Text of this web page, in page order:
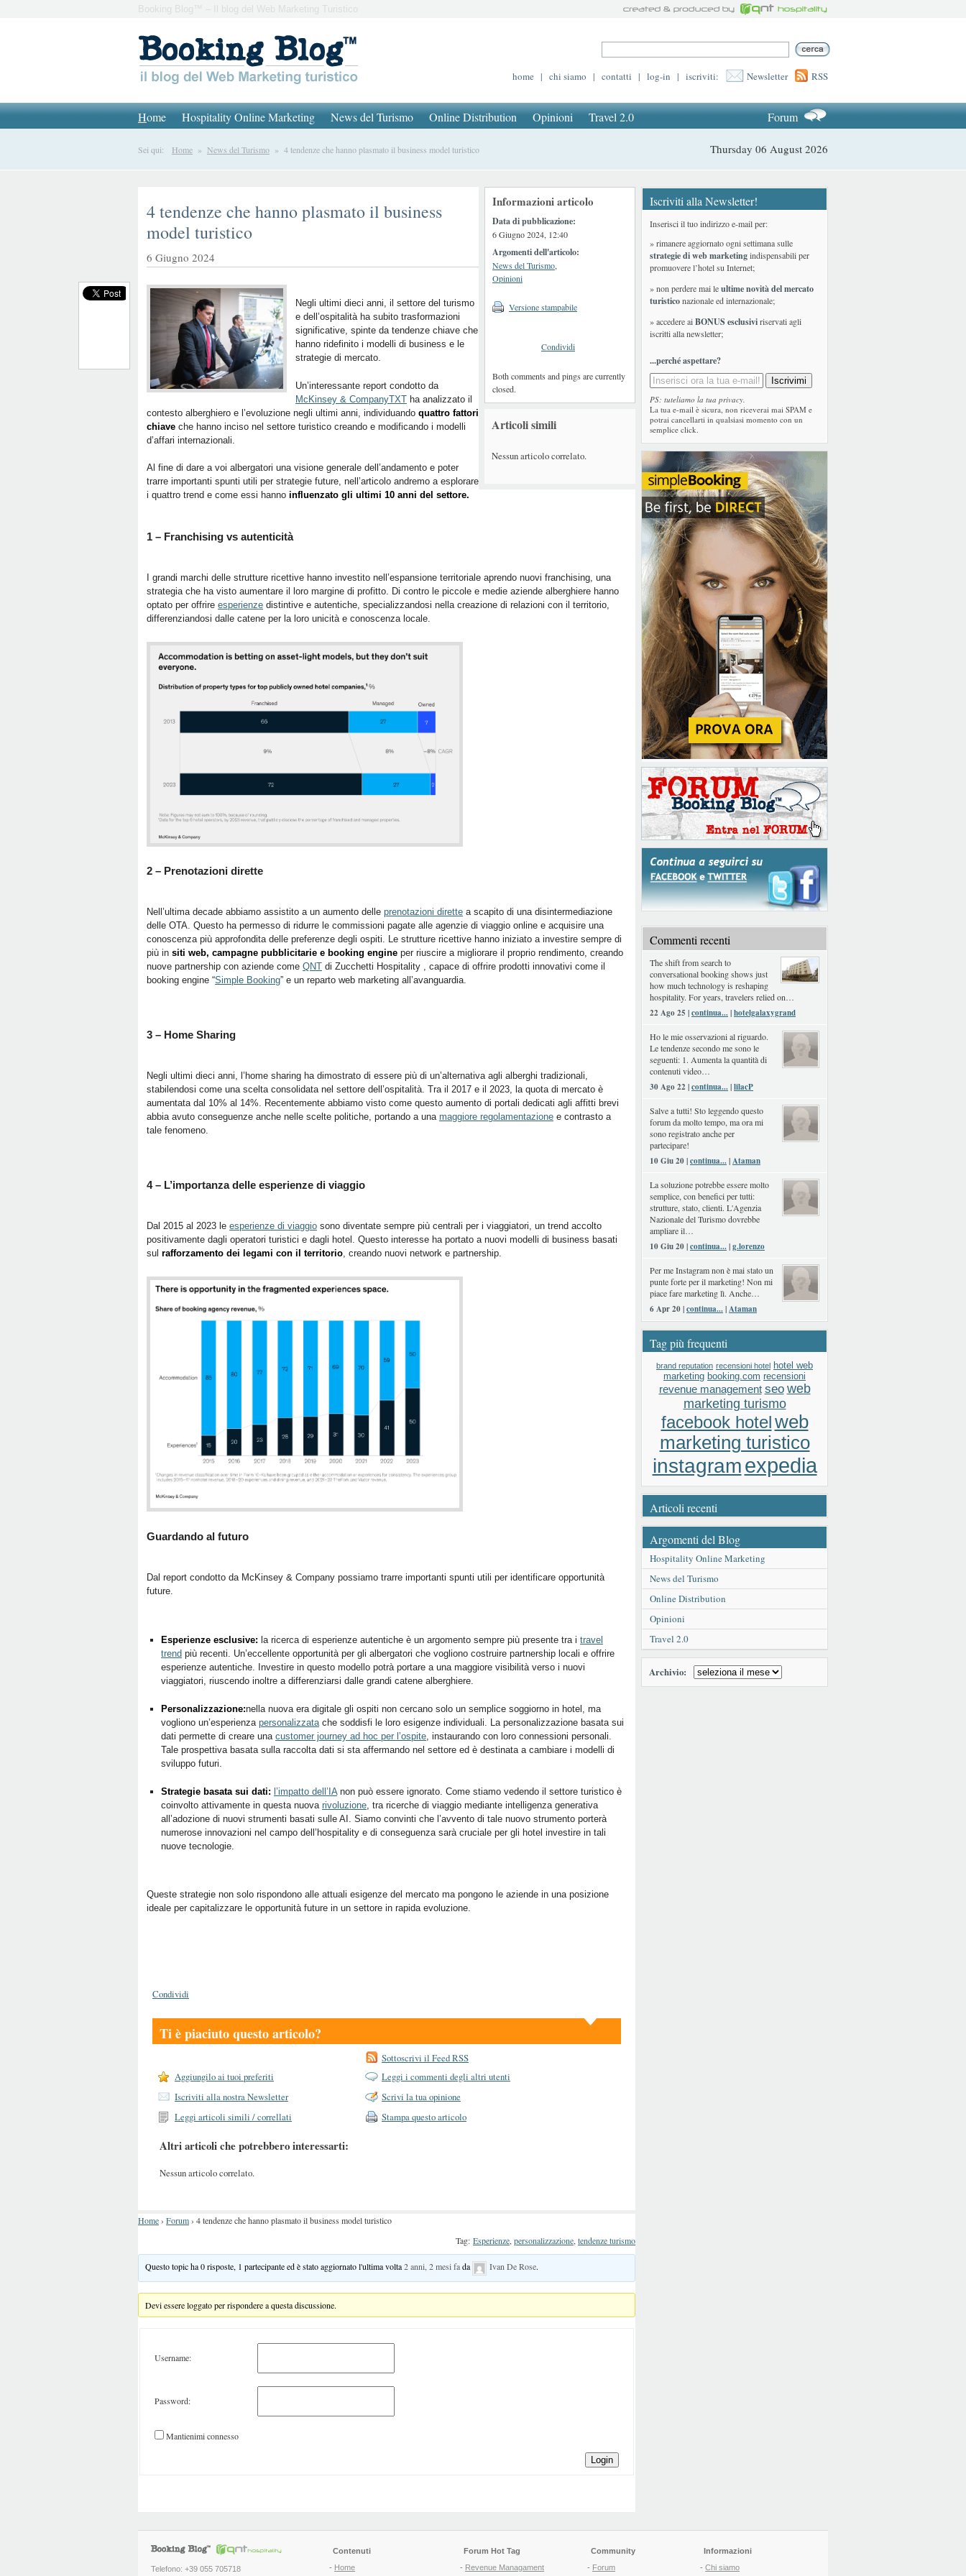
Booking Blog™ – Il blog del Web Marketing Turistico
home | chi siamo | contatti | log-in | iscriviti: Newsletter RSS
Home Hospitality Online Marketing News del Turismo Online Distribution Opinioni Travel 2.0 Forum
Sei qui: Home » News del Turismo » 4 tendenze che hanno plasmato il business model turistico Thursday 06 August 2026
Informazioni articolo
Data di pubblicazione:
6 Giugno 2024, 12:40
Argomenti dell'articolo:
News del Turismo,
Opinioni
Versione stampabile
Condividi
Both comments and pings are currently
closed.
Articoli simili
Nessun articolo correlato.
4 tendenze che hanno plasmato il business
model turistico
6 Giugno 2024
Negli ultimi dieci anni, il settore del turismo
e dell’ospitalità ha subito trasformazioni
significative, spinte da tendenze chiave che
hanno ridefinito i modelli di business e le
strategie di mercato.
Un’interessante report condotto da
McKinsey & CompanyTXT ha analizzato il
contesto alberghiero e l’evoluzione negli ultimi anni, individuando quattro fattori
chiave che hanno inciso nel settore turistico creando e modificando i modelli
d’affari internazionali.
Al fine di dare a voi albergatori una visione generale dell’andamento e poter
trarre importanti spunti utili per strategie future, nell’articolo andremo a esplorare
i quattro trend e come essi hanno influenzato gli ultimi 10 anni del settore.
1 – Franchising vs autenticità
I grandi marchi delle strutture ricettive hanno investito nell’espansione territoriale aprendo nuovi franchising, una
strategia che ha visto aumentare il loro margine di profitto. Di contro le piccole e medie aziende alberghiere hanno
optato per offrire esperienze distintive e autentiche, specializzandosi nella creazione di relazioni con il territorio,
differenziandosi dalle catene per la loro unicità e conoscenza locale.
2 – Prenotazioni dirette
Nell’ultima decade abbiamo assistito a un aumento delle prenotazioni dirette a scapito di una disintermediazione
delle OTA. Questo ha permesso di ridurre le commissioni pagate alle agenzie di viaggio online e acquisire una
conoscenza più approfondita delle preferenze degli ospiti. Le strutture ricettive hanno iniziato a investire sempre di
più in siti web, campagne pubblicitarie e booking engine per riuscire a migliorare il proprio rendimento, creando
nuove partnership con aziende come QNT di Zucchetti Hospitality , capace di offrire prodotti innovativi come il
booking engine “Simple Booking” e un reparto web marketing all’avanguardia.
3 – Home Sharing
Negli ultimi dieci anni, l’home sharing ha dimostrato di essere più di un’alternativa agli alberghi tradizionali,
stabilendosi come una scelta consolidata nel settore dell’ospitalità. Tra il 2017 e il 2023, la quota di mercato è
aumentata dal 10% al 14%. Recentemente abbiamo visto come questo aumento di portali dedicati agli affitti brevi
abbia avuto conseguenze anche nelle scelte politiche, portando a una maggiore regolamentazione e contrasto a
tale fenomeno.
4 – L’importanza delle esperienze di viaggio
Dal 2015 al 2023 le esperienze di viaggio sono diventate sempre più centrali per i viaggiatori, un trend accolto
positivamente dagli operatori turistici e dagli hotel. Questo interesse ha portato a nuovi modelli di business basati
sul rafforzamento dei legami con il territorio, creando nuovi network e partnership.
Guardando al futuro
Dal report condotto da McKinsey & Company possiamo trarre importanti spunti utili per identificare opportunità
future.
Esperienze esclusive: la ricerca di esperienze autentiche è un argomento sempre più presente tra i travel
trend più recenti. Un’eccellente opportunità per gli albergatori che vogliono costruire partnership locali e offrire
esperienze autentiche. Investire in questo modello potrà portare a una maggiore visibilità verso i nuovi
viaggiatori, riuscendo inoltre a differenziarsi dalle grandi catene alberghiere.
Personalizzazione:nella nuova era digitale gli ospiti non cercano solo un semplice soggiorno in hotel, ma
vogliono un’esperienza personalizzatache soddisfi le loro esigenze individuali. La personalizzazione basata sui
dati permette di creare una customer journey ad hoc per l’ospite, instaurando con loro connessioni personali.
Tale prospettiva basata sulla raccolta dati si sta affermando nel settore ed è destinata a cambiare i modelli di
sviluppo futuri.
Strategie basata sui dati: l’impatto dell’IAnon può essere ignorato. Come stiamo vedendo il settore turistico è
coinvolto attivamente in questa nuova rivoluzione, tra ricerche di viaggio mediante intelligenza generativa
all’adozione di nuovi strumenti basati sulle AI. Siamo convinti che l’avvento di tale nuovo strumento porterà
numerose innovazioni nel campo dell’hospitality e di conseguenza sarà cruciale per gli hotel investire in tali
nuove tecnologie.
Queste strategie non solo rispondono alle attuali esigenze del mercato ma pongono le aziende in una posizione
ideale per capitalizzare le opportunità future in un settore in rapida evoluzione.
Condividi
Ti è piaciuto questo articolo?
Sottoscrivi il Feed RSS
Aggiungilo ai tuoi preferiti
Leggi i commenti degli altri utenti
Iscriviti alla nostra Newsletter
Scrivi la tua opinione
Leggi articoli simili / correllati
Stampa questo articolo
Altri articoli che potrebbero interessarti:
Nessun articolo correlato.
Home› Forum› 4 tendenze che hanno plasmato il business model turistico
Tag: Esperienze,personalizzazione,tendenze turismo
Questo topic ha 0 risposte, 1 partecipante ed è stato aggiornato l'ultima volta2 anni, 2 mesi fada Ivan De Rose.
Devi essere loggato per rispondere a questa discussione.
Username:
Password:
Mantienimi connesso
Login
Iscriviti alla Newsletter!
Inserisci il tuo indirizzo e-mail per:
» rimanere aggiornato ogni settimana sulle
strategie di web marketingindispensabili per
promuovere l’hotel su Internet;
» non perdere mai leultime novità del mercato
turisticonazionale ed internazionale;
» accedere aiBONUS esclusiviriservati agli
iscritti alla newsletter;
...perché aspettare?
PS: tuteliamo la tua privacy.
La tua e-mail è sicura, non riceverai mai SPAM e
potrai cancellarti in qualsiasi momento con un
semplice click.
Commenti recenti
The shift from search to
conversational booking shows just
how much technology is reshaping
hospitality. For years, travelers relied on…
22 Ago 25 |continua...|hotelgalaxygrand
Ho le mie osservazioni al riguardo.
Le tendenze secondo me sono le
seguenti: 1. Aumenta la quantità di
contenuti video…
30 Ago 22 |continua...|lilacP
Salve a tutti! Sto leggendo questo
forum da molto tempo, ma ora mi
sono registrato anche per
partecipare!
10 Giu 20 |continua...|Ataman
La soluzione potrebbe essere molto
semplice, con benefici per tutti:
strutture, stato, clienti. L'Agenzia
Nazionale del Turismo dovrebbe
ampliare il…
10 Giu 20 |continua...|g.lorenzo
Per me Instagram non è mai stato un
punte forte per il marketing! Non mi
piace fare marketing lì. Anche…
6 Apr 20 |continua...|Ataman
Tag più frequenti
brand reputation recensioni hotel hotel web
marketing booking.com recensioni
revenue management seo web
marketing turismo
facebook hotelweb
marketing turistico
instagramexpedia
Articoli recenti
Argomenti del Blog
Hospitality Online Marketing
News del Turismo
Online Distribution
Opinioni
Travel 2.0
Archivio:
Telefono: +39 055 705718
Contenuti
- Home
Forum Hot Tag
- Revenue Managament
Community
- Forum
Informazioni
- Chi siamo